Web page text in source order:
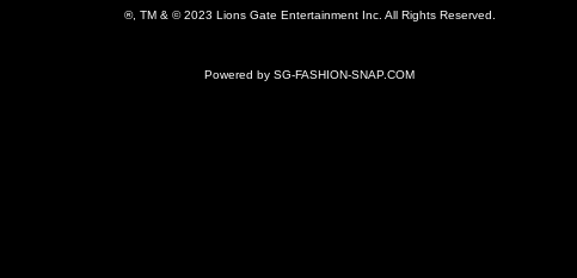
®, TM & © 2023 Lions Gate Entertainment Inc. All Rights Reserved.
Powered by SG-FASHION-SNAP.COM